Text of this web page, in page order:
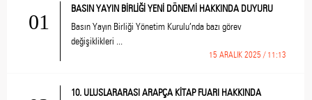
01
BASIN YAYIN BİRLİĞİ YENİ DÖNEMİ HAKKINDA DUYURU
Basın Yayın Birliği Yönetim Kurulu’nda bazı görev
değişiklikleri ...
15 ARALIK 2025 / 11:13
10. ULUSLARARASI ARAPÇA KİTAP FUARI HAKKINDA